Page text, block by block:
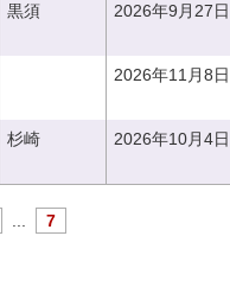
黒須 2026年9月27日
2026年11月8日
杉崎 2026年10月4日
7